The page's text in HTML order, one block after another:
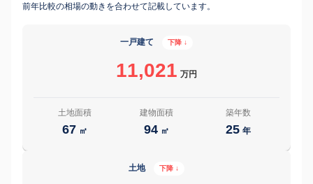
前年比較の相場の動きを合わせて記載しています。
一戸建て 下降 ↓
11,021 万円
土地面積
67 ㎡
建物面積
94 ㎡
築年数
25 年
土地 下降 ↓